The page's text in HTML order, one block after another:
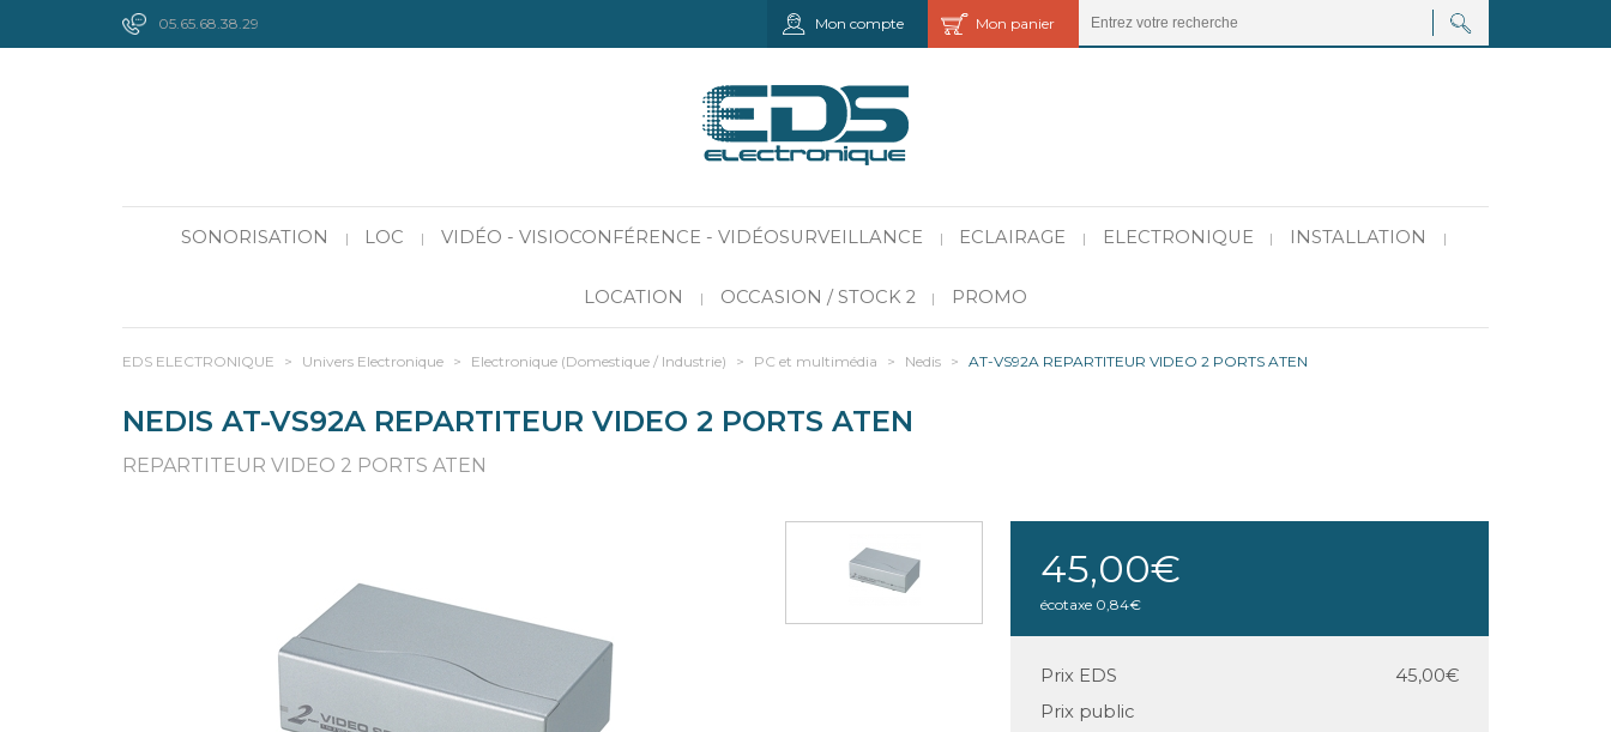
05.65.68.38.29 Mon panier
Mon compte
SONORISATION | LOC | VIDÉO - VISIOCONFÉRENCE - VIDÉOSURVEILLANCE | ECLAIRAGE | ELECTRONIQUE | INSTALLATION |
LOCATION | OCCASION / STOCK 2 | PROMO
EDS ELECTRONIQUE > Univers Electronique > Electronique (Domestique / Industrie) > PC et multimédia > Nedis > AT-VS92A REPARTITEUR VIDEO 2 PORTS ATEN
NEDIS AT-VS92A REPARTITEUR VIDEO 2 PORTS ATEN
REPARTITEUR VIDEO 2 PORTS ATEN
45,00€
écotaxe 0,84€
Prix EDS
45,00€
Prix public